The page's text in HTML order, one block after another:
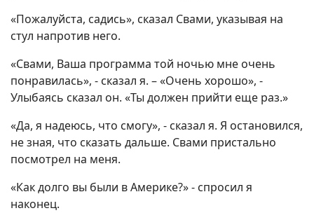
«Пожалуйста, садись», сказал Свами, указывая на
стул напротив него.
«Свами, Ваша программа той ночью мне очень
понравилась», - сказал я. – «Очень хорошо», -
Улыбаясь сказал он. «Ты должен прийти еще раз.»
«Да, я надеюсь, что смогу», - сказал я. Я остановился,
не зная, что сказать дальше. Свами пристально
посмотрел на меня.
«Как долго вы были в Америке?» - спросил я
наконец.